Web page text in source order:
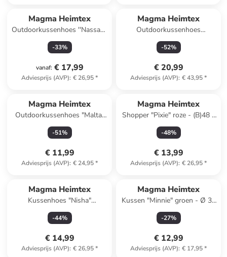
Magma Heimtex
Outdoorkussenhoes ''Nassau''
lichtblauw/crème - (L)50 x
(B)50 cm
-33%
vanaf: € 17,99
Adviesprijs (AVP): € 26,95*
Magma Heimtex
Outdoorkussenhoes
''Positano'' beige - (L)45 x
(B)45 cm
-52%
€ 20,99
Adviesprijs (AVP): € 43,95*
Magma Heimtex
Outdoorkussenhoes "Malta"
wit/oranje - (L)40 x (B)40 cm
-51%
€ 11,99
Adviesprijs (AVP): € 24,95*
Magma Heimtex
Shopper "Pixie" roze - (B)48 x
(H)48 x (D)12 cm
-48%
€ 13,99
Adviesprijs (AVP): € 26,95*
Magma Heimtex
Kussenhoes "Nisha"
crème/lichtroze - (L)30 x (B)50
cm
-44%
€ 14,99
Adviesprijs (AVP): € 26,95*
Magma Heimtex
Kussen "Minnie" groen - Ø 30
cm
-27%
€ 12,99
Adviesprijs (AVP): € 17,95*